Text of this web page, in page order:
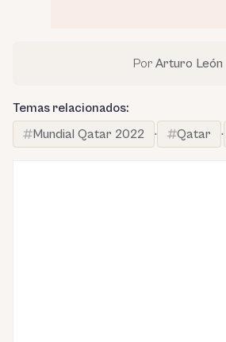
Por Arturo León
Temas relacionados:
Mundial Qatar 2022
· Qatar ·